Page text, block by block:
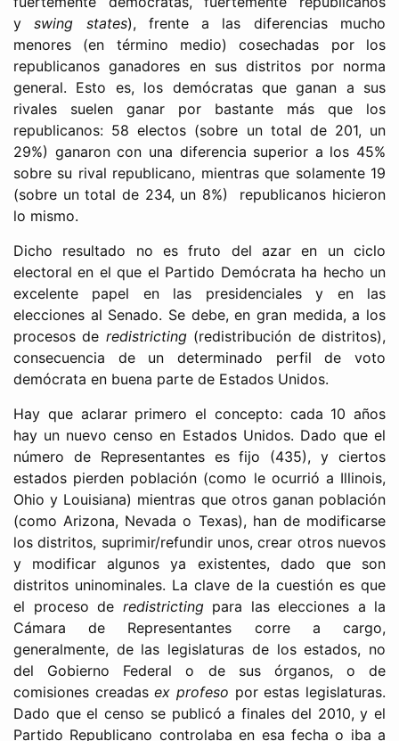
yswing states), frente a las diferencias mucho
menores (en término medio) cosechadas por los
republicanos ganadores en sus distritos por norma
general. Esto es, los demócratas que ganan a sus
rivales suelen ganar por bastante más que los
republicanos: 58 electos (sobre un total de 201, un
29%) ganaron con una diferencia superior a los 45%
sobre su rival republicano, mientras que solamente 19
(sobre un total de 234, un 8%) republicanos hicieron
lo mismo.
Dicho resultado no es fruto del azar en un ciclo
electoral en el que el Partido Demócrata ha hecho un
excelente papel en las presidenciales y en las
elecciones al Senado. Se debe, en gran medida, a los
procesos de redistricting(redistribución de distritos),
consecuencia de un determinado perfil de voto
demócrata en buena parte de Estados Unidos.
Hay que aclarar primero el concepto: cada 10 años
hay un nuevo censo en Estados Unidos. Dado que el
número de Representantes es fijo (435), y ciertos
estados pierden población (como le ocurrió a Illinois,
Ohio y Louisiana) mientras que otros ganan población
(como Arizona, Nevada o Texas), han de modificarse
los distritos, suprimir/refundir unos, crear otros nuevos
y modificar algunos ya existentes, dado que son
distritos uninominales. La clave de la cuestión es que
el proceso de redistrictingpara las elecciones a la
Cámara de Representantes corre a cargo,
generalmente, de las legislaturas de los estados, no
del Gobierno Federal o de sus órganos, o de
comisiones creadasex profeso por estas legislaturas.
Dado que el censo se publicó a finales del 2010, y el
Partido Republicano controlaba en esa fecha o iba a